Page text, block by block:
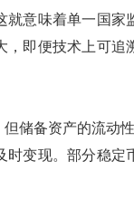
意味着单一国家
即便技术上可
储备资产的流动
时变现。部分稳